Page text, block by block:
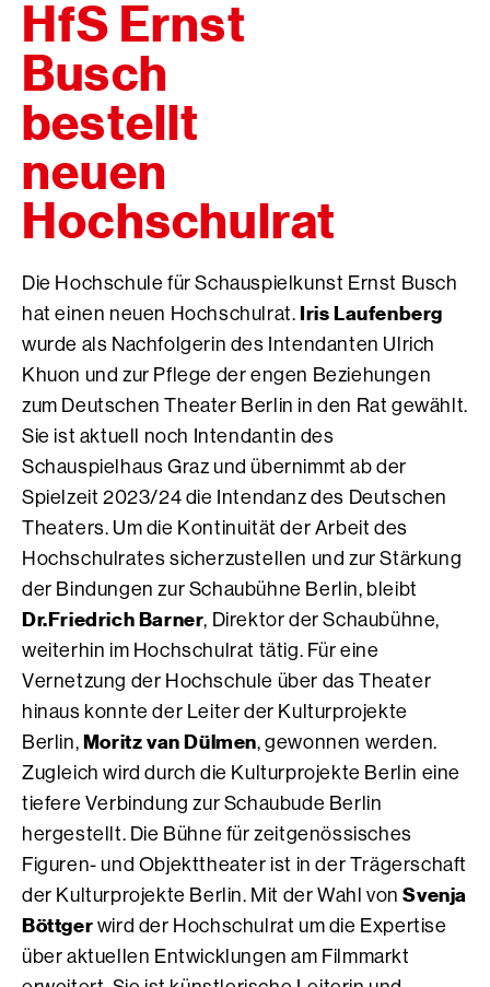
HfS Ernst
Busch
bestellt
neuen
Hochschulrat
Die Hochschule für Schauspielkunst Ernst Busch
hat einen neuen Hochschulrat. Iris Laufenberg
wurde als Nachfolgerin des Intendanten Ulrich
Khuon und zur Pflege der engen Beziehungen
zum Deutschen Theater Berlin in den Rat gewählt.
Sie ist aktuell noch Intendantin des
Schauspielhaus Graz und übernimmt ab der
Spielzeit 2023/24 die Intendanz des Deutschen
Theaters. Um die Kontinuität der Arbeit des
Hochschulrates sicherzustellen und zur Stärkung
der Bindungen zur Schaubühne Berlin, bleibt
Dr.Friedrich Barner, Direktor der Schaubühne,
weiterhin im Hochschulrat tätig. Für eine
Vernetzung der Hochschule über das Theater
hinaus konnte der Leiter der Kulturprojekte
Berlin, Moritz van Dülmen, gewonnen werden.
Zugleich wird durch die Kulturprojekte Berlin eine
tiefere Verbindung zur Schaubude Berlin
hergestellt. Die Bühne für zeitgenössisches
Figuren- und Objekttheater ist in der Trägerschaft
der Kulturprojekte Berlin. Mit der Wahl vonSvenja
Böttger wird der Hochschulrat um die Expertise
über aktuellen Entwicklungen am Filmmarkt